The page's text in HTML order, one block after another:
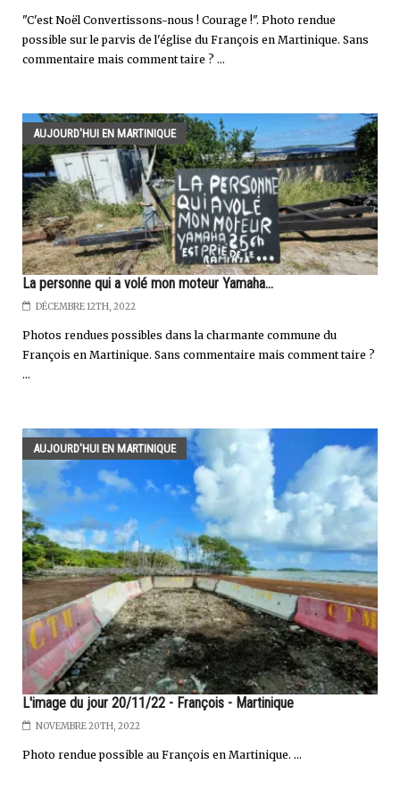
"C'est Noël Convertissons-nous ! Courage !". Photo rendue
possible sur le parvis de l'église du François en Martinique. Sans
commentaire mais comment taire ? ...
AUJOURD'HUI EN MARTINIQUE
La personne qui a volé mon moteur Yamaha...
DÉCEMBRE 12TH, 2022
Photos rendues possibles dans la charmante commune du
François en Martinique. Sans commentaire mais comment taire ?
...
AUJOURD'HUI EN MARTINIQUE
L'image du jour 20/11/22 - François - Martinique
NOVEMBRE 20TH, 2022
Photo rendue possible au François en Martinique. ...